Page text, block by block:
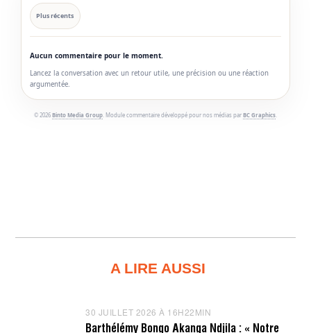
Plus récents
Aucun commentaire pour le moment.
Lancez la conversation avec un retour utile, une précision ou une réaction
argumentée.
© 2026 Binto Media Group . Module commentaire développé pour nos médias par BC Graphics
A LIRE AUSSI
30 JUILLET 2026 À 16H22MIN
0
Barthélémy Bongo Akanga Ndjila : « Notre